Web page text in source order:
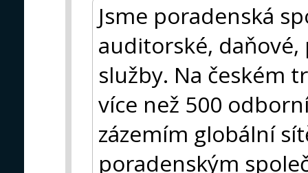
Jsme poradenská
auditorské,
služby. Na českém
více než 500
zázemím globální
poradenským